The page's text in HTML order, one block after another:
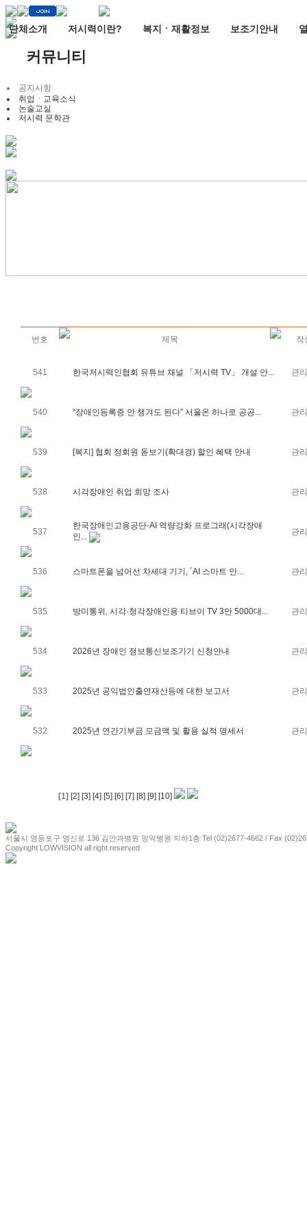
단체소개 저시력이란? 복지ㆍ재활정보 보조기안내
커뮤니티
공지사항
취업ㆍ교육소식
논술교실
저시력 문학관
번호 제목 작
541 한국저시력인협회 유튜브 채널 「저시력 TV」 개설 안... 관
540 “장애인등록증 안 챙겨도 된다” 서울온 하나로 공공... 관
539 [복지] 협회 정회원 돋보기(확대경) 할인 혜택 안내 관
538 시각장애인 취업 희망 조사 관
537
한국장애인고용공단-AI 역량강화 프로그래(시각장애
인...
관
536 스마트폰을 넘어선 차세대 기기, ´AI 스마트 안... 관
535 방미통위, 시각·청각장애인용 티브이 TV 3만 5000대... 관
534 2026년 장애인 정보통신보조기기 신청안내 관
533 2025년 공익법인출연재산등에 대한 보고서 관
532 2025년 연간기부금 모금액 및 활용 실적 명세서 관
[1] [2] [3] [4] [5] [6] [7] [8] [9] [10]
서울시 영등포구 영신로 136 김안과병원 망막병원 지하1층 Tel (02)2677-4662 / Fax
Copyright LOWVISION all right reserved